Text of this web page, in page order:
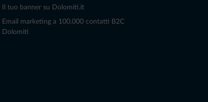
Il tuo banner su Dolomiti.it
Email marketing a 100.000 contatti B2C
Dolomiti